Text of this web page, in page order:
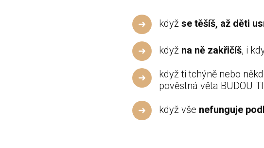
když se těšíš, až děti
když na ně zakřičíš, i
když ti tchýně nebo
pověstná věta BUDOU
když vše nefunguje